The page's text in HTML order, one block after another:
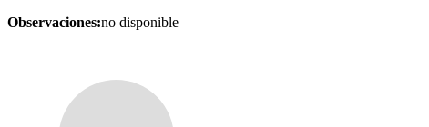
Observaciones:no disponible